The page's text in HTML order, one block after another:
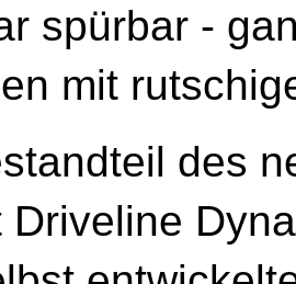
spürbar -
mit
des
Driveline